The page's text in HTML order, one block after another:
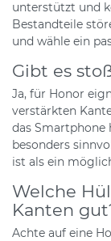
unterstützt und
Bestandteile
und wähle ein
Gibt es
Ja, für Honor
verstärkten
das Smartphone
besonders
ist als ein
Welche
Kanten
Achte auf eine